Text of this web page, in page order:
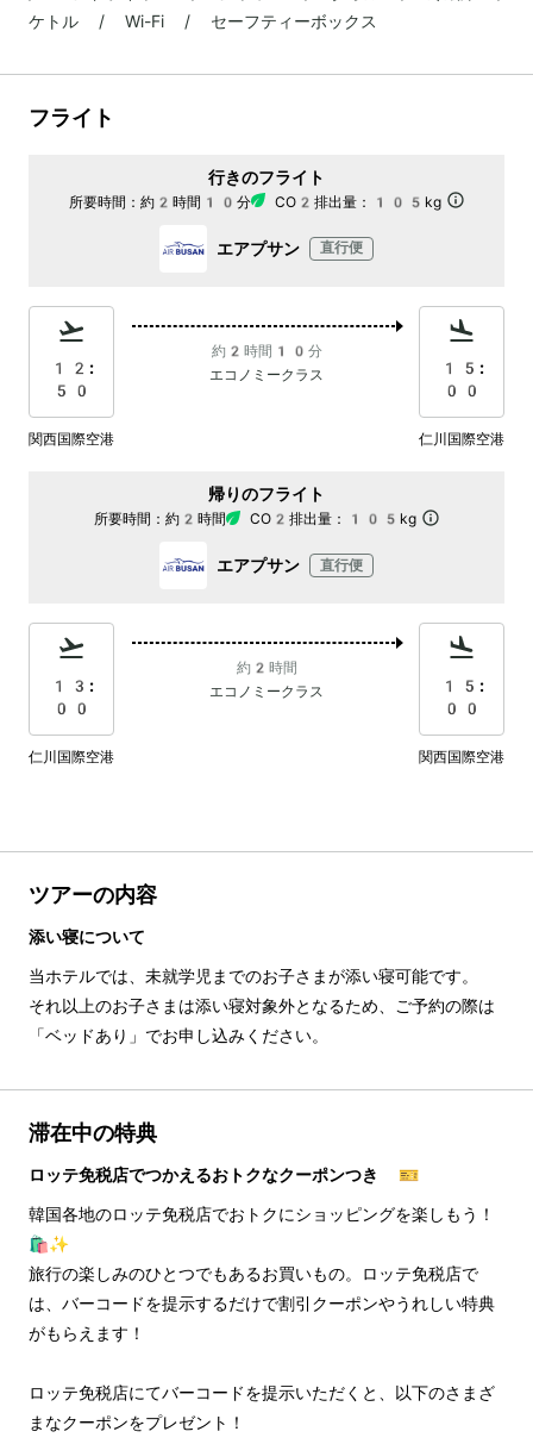
ケトル / Wi-Fi / セーフティーボックス
フライト
行きのフライト
所要時間： 約2時間10分 CO2排出量： 105kg
エアプサン 直行便
12:
50
約2時間10分
エコノミークラス
15:
00
関西国際空港 仁川国際空港
帰りのフライト
所要時間： 約2時間 CO2排出量： 105kg
エアプサン 直行便
13:
00
約2時間
エコノミークラス
15:
00
仁川国際空港 関西国際空港
ツアーの内容
添い寝について
当ホテルでは、未就学児までのお子さまが添い寝可能です。
それ以上のお子さまは添い寝対象外となるため、ご予約の際は
「ベッドあり」でお申し込みください。
滞在中の特典
ロッテ免税店でつかえるおトクなクーポンつき 🎫
韓国各地のロッテ免税店でおトクにショッピングを楽しもう！
🛍️✨
旅行の楽しみのひとつでもあるお買いもの。ロッテ免税店で
は、バーコードを提示するだけで割引クーポンやうれしい特典
がもらえます！
ロッテ免税店にてバーコードを提示いただくと、以下のさまざ
まなクーポンをプレゼント！